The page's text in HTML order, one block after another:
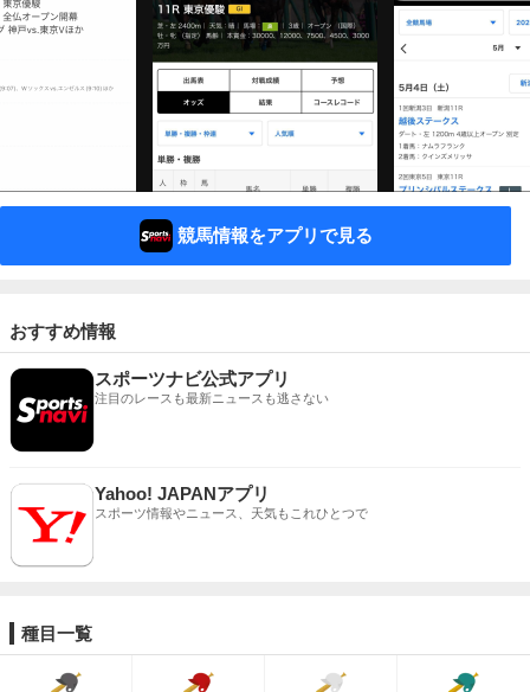
競馬情報をアプリで見る
おすすめ情報
スポーツナビ公式アプリ
注目のレースも最新ニュースも逃さない
Yahoo! JAPANアプリ
スポーツ情報やニュース、天気もこれひとつで
種目一覧